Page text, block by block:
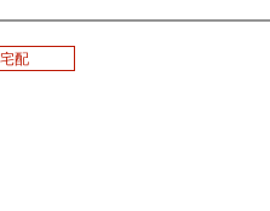
宅配